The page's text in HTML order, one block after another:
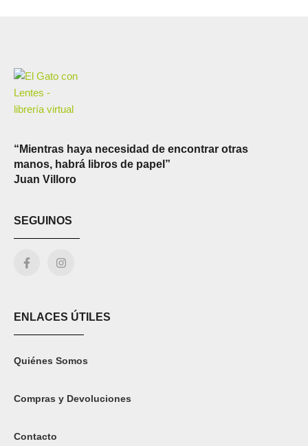
“Mientras haya necesidad de encontrar otras
manos, habrá libros de papel”
Juan Villoro
SEGUINOS
ENLACES ÚTILES
Quiénes Somos
Compras y Devoluciones
Contacto